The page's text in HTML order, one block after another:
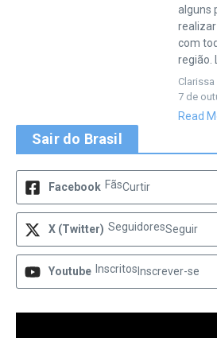
alguns
com
região.
7 de
Read
Sair do Brasil
Facebook FãsCurtir
X (Twitter) SeguidoresSeguir
Youtube Inscritos Inscrever-se